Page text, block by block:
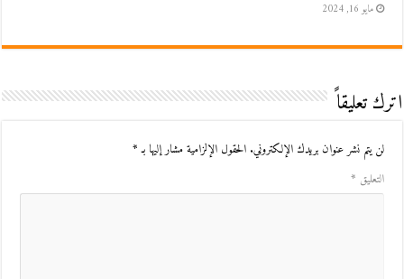
مايو 16, 2024
اترك تعليقاً
لن يتم نشر عنوان بريدك الإلكتروني. الحقول الإلزامية مشار إليها بـ*
التعليق *